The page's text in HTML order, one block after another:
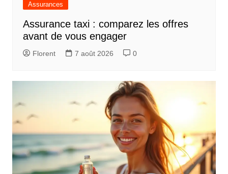
Assurances
Assurance taxi : comparez les offres
avant de vous engager
Florent 7 août 2026 0